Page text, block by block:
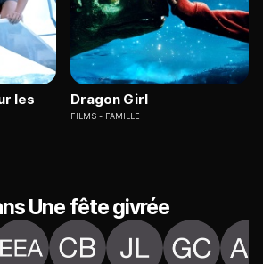
les
Dragon Girl
FILMS FAMILLE
Une fête givrée